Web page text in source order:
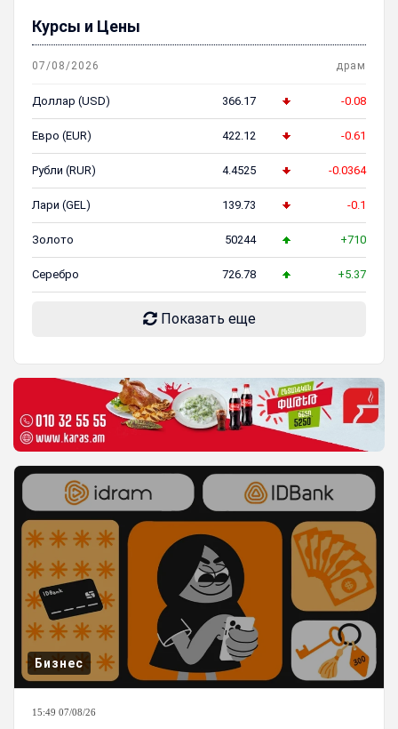
Курсы и Цены
07/08/2026 драм
Доллар (USD) 366.17 -0.08
Евро (EUR) 422.12 -0.61
Рубли (RUR) 4.4525 -0.0364
Лари (GEL) 139.73 -0.1
Золото 50244 +710
Серебро 726.78 +5.37
Показать еще
Бизнес
15:49 07/08/26